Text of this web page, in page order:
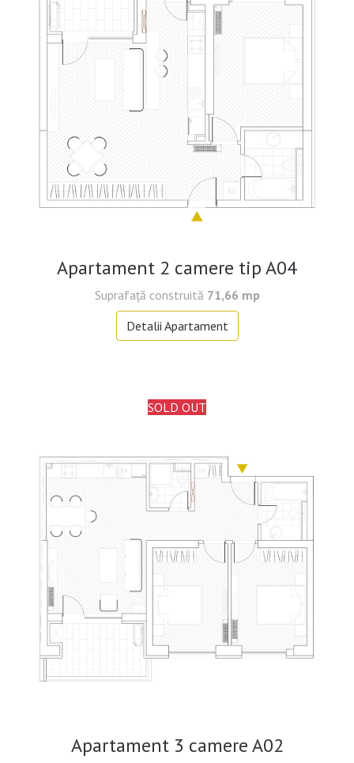
Apartament 2 camere tip A04
Suprafaţă construită 71,66 mp
Detalii Apartament
SOLD OUT
Apartament 3 camere A02